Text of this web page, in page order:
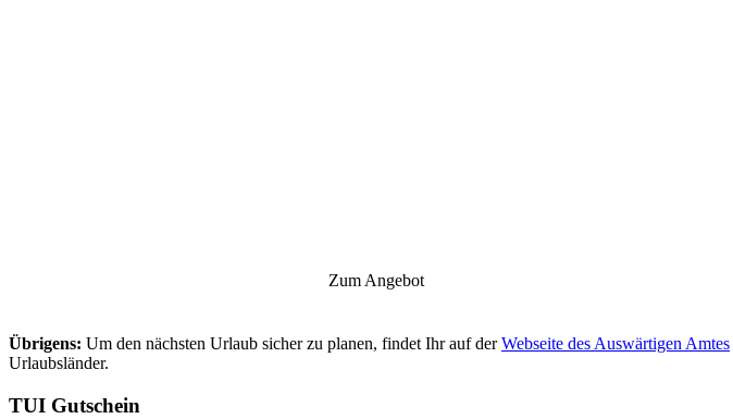
Zum Angebot
Übrigens: Um den nächsten Urlaub sicher zu planen, findet Ihr auf derWebseite des Auswärtigen Amtes
Urlaubsländer.
TUI Gutschein